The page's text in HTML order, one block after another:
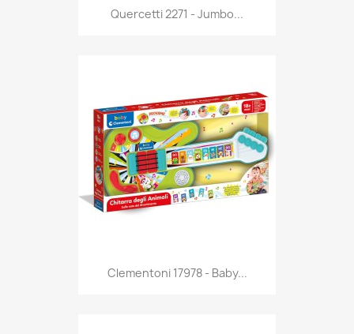
Anteprima
Quercetti 2271 - Jumbo...
Anteprima
Clementoni 17978 - Baby...